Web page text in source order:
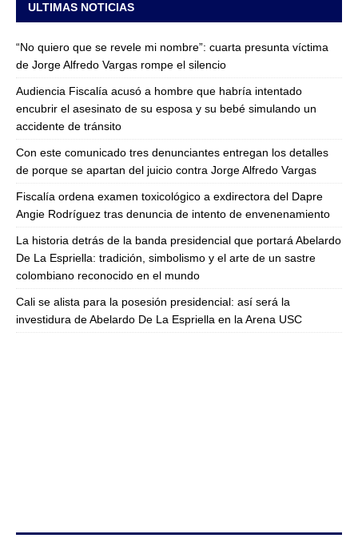
ULTIMAS NOTICIAS
“No quiero que se revele mi nombre”: cuarta presunta víctima
de Jorge Alfredo Vargas rompe el silencio
Audiencia Fiscalía acusó a hombre que habría intentado
encubrir el asesinato de su esposa y su bebé simulando un
accidente de tránsito
Con este comunicado tres denunciantes entregan los detalles
de porque se apartan del juicio contra Jorge Alfredo Vargas
Fiscalía ordena examen toxicológico a exdirectora del Dapre
Angie Rodríguez tras denuncia de intento de envenenamiento
La historia detrás de la banda presidencial que portará Abelardo
De La Espriella: tradición, simbolismo y el arte de un sastre
colombiano reconocido en el mundo
Cali se alista para la posesión presidencial: así será la
investidura de Abelardo De La Espriella en la Arena USC